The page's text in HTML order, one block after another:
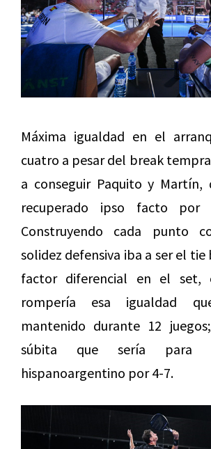
Máxima igualdad en el
cuatro a pesar del break
a conseguir Paquito y Martín,
recuperado ipso facto
Construyendo cada punto
solidez defensiva iba a ser el tie
factor diferencial en el set,
rompería esa igualdad
mantenido durante 12
súbita que sería para
hispanoargentino por 4-7.